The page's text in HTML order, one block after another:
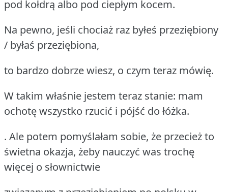
pod kołdrą albo pod ciepłym kocem.
Na pewno, jeśli chociaż raz byłeś przeziębiony
/ byłaś przeziębiona,
to bardzo dobrze wiesz, o czym teraz mówię.
W takim właśnie jestem teraz stanie: mam
ochotę wszystko rzucić i pójść do łóżka.
. Ale potem pomyślałam sobie, że przecież to
świetna okazja, żeby nauczyć was trochę
więcej o słownictwie